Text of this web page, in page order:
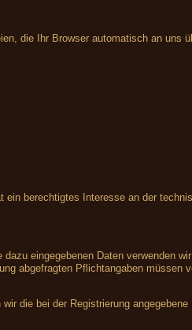
die Ihr Browser automatisch an uns
berechtigtes Interesse an der
eingegebenen Daten verwenden
abgefragten Pflichtangaben müssen
die bei der Registrierung